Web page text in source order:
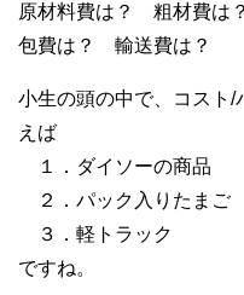
原材料費は？ 粗材費
包費は？ 輸送費は？
小生の頭の中で、コスト
えば
１．ダイソーの商品
２．パック入りたまご
３．軽トラック
ですね。